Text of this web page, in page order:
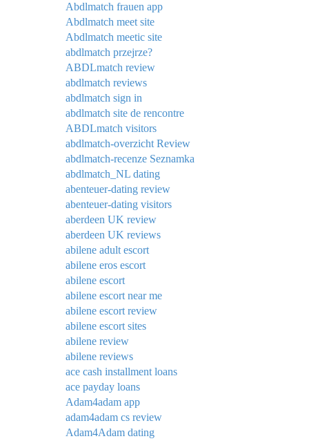
Abdlmatch frauen app
Abdlmatch meet site
Abdlmatch meetic site
abdlmatch przejrze?
ABDLmatch review
abdlmatch reviews
abdlmatch sign in
abdlmatch site de rencontre
ABDLmatch visitors
abdlmatch-overzicht Review
abdlmatch-recenze Seznamka
abdlmatch_NL dating
abenteuer-dating review
abenteuer-dating visitors
aberdeen UK review
aberdeen UK reviews
abilene adult escort
abilene eros escort
abilene escort
abilene escort near me
abilene escort review
abilene escort sites
abilene review
abilene reviews
ace cash installment loans
ace payday loans
Adam4adam app
adam4adam cs review
Adam4Adam dating